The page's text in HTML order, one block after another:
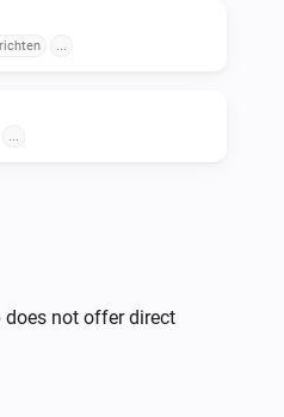
van een eigen
kun je een eigen
werkt niet Homey Desktop
not offer direct